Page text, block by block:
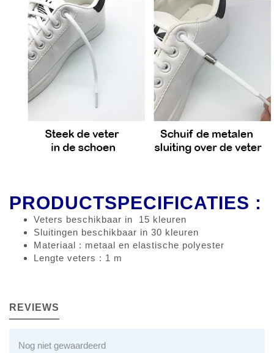
PRODUCTSPECIFICATIES :
Veters beschikbaar in 15 kleuren
Sluitingen beschikbaar in 30 kleuren
Materiaal : metaal en elastische polyester
Lengte veters : 1 m
REVIEWS
Nog niet gewaardeerd